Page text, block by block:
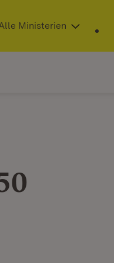
neuem Fenster)
Ministerien